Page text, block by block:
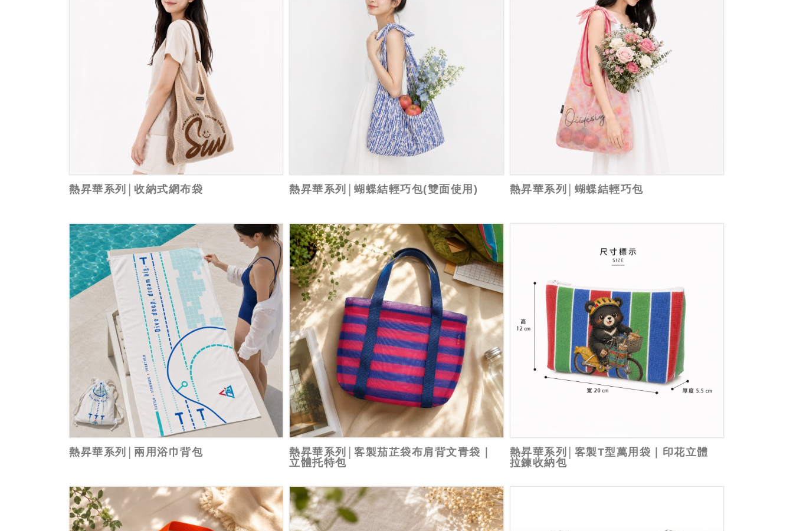
熱昇華系列│收納式網布袋 熱昇華系列│蝴蝶結輕巧包(雙面使用) 熱昇華系列│蝴蝶結輕巧包
熱昇華系列│兩用浴巾背包
熱昇華系列│客製茄芷袋布肩背文青袋｜
立體托特包
熱昇華系列│客製T型萬用袋｜印花立體
拉鍊收納包